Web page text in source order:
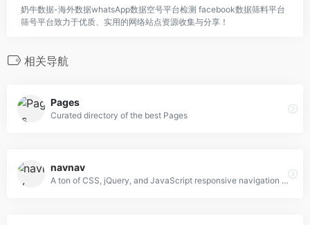
奶牛数据-海外数据whatsApp数据空号平台检测 facebook数据筛料平台
筛号平台致力于优质、实用的网络站点资源收集与分享！
相关导航
Pages
Curated directory of the best Pages
navnav
A ton of CSS, jQuery, and JavaScript responsive navigation examples, demos, and tutorials from all over the web.